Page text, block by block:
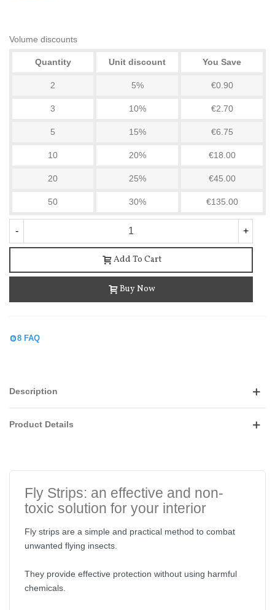
Volume discounts
Quantity Unit discount You Save
2 5% €0.90
3 10% €2.70
5 15% €6.75
10 20% €18.00
20 25% €45.00
50 30% €135.00
- +
Add To Cart
Buy Now
8 FAQ
Description
Product Details
Fly Strips: an effective and non-
toxic solution for your interior
Fly strips are a simple and practical method to combat
unwanted flying insects.
They provide effective protection without using harmful
chemicals.